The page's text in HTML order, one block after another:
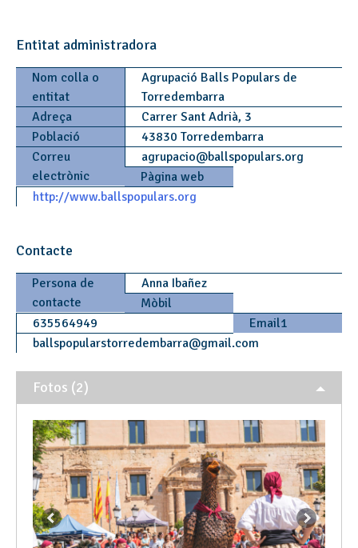
Entitat administradora
Nom colla o
entitat
Agrupació Balls Populars de
Torredembarra
Adreça
Carrer Sant Adrià, 3
Població
43830 Torredembarra
Correu
electrònic
agrupacio@ballspopulars.org
Pàgina web
http://www.ballspopulars.org
Contacte
Persona de
contacte
Anna Ibañez
Mòbil
635564949
Email1
ballspopularstorredembarra@gmail.com
Fotos (2)